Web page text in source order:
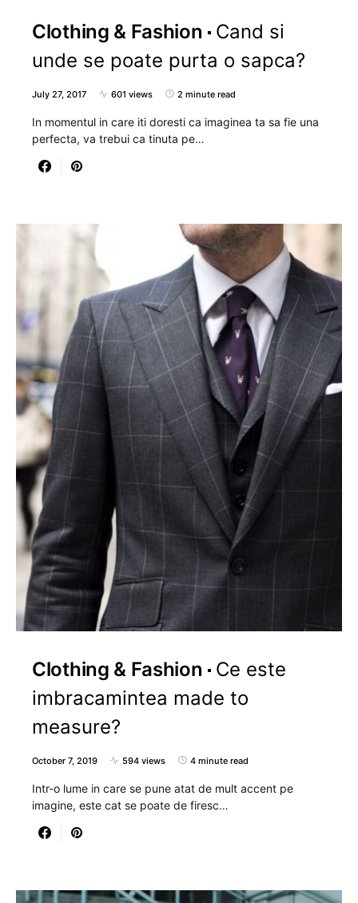
Clothing & Fashion
Cand si
unde se poate purta o sapca?
July 27, 2017 601 views 2 minute read
In momentul in care iti doresti ca imaginea ta sa fie una
perfecta, va trebui ca tinuta pe…
Clothing & Fashion
Ce este
imbracamintea made to
measure?
October 7, 2019 594 views 4 minute read
Intr-o lume in care se pune atat de mult accent pe
imagine, este cat se poate de firesc…